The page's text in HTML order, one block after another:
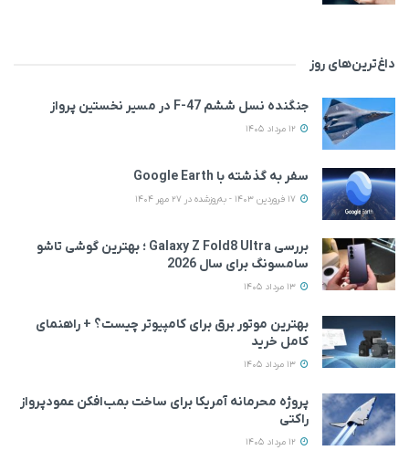
داغ‌ترین‌های روز
جنگنده نسل ششم F-47 در مسیر نخستین پرواز
سفر به گذشته با Google Earth
بررسی Galaxy Z Fold8 Ultra ؛ بهترین گوشی تاشو
سامسونگ برای سال 2026
بهترین موتور برق برای کامپیوتر چیست؟ + راهنمای
کامل خرید
پروژه محرمانه آمریکا برای ساخت بمب‌افکن عمودپرواز
راکتی